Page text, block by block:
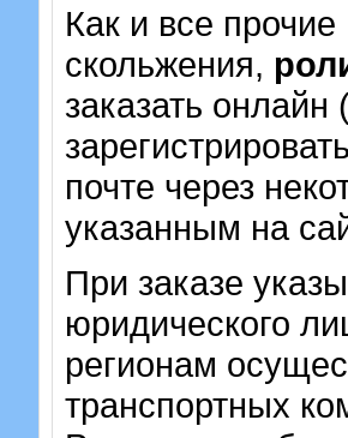
Как и все
скольжения,
заказать онлайн
почте через
указанным на
При заказе
юридического
регионам
транспортных